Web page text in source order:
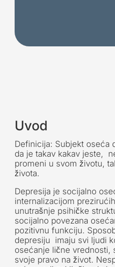
Uvod
Definicija: Subjekt oseća
da je takav kakav jeste,
promeni u svom životu,
života.
Depresija je socijalno
internalizacijom
unutrašnje psihičke
socijalno povezana
pozitivnu funkciju.
depresiju imaju svi ljudi
osećanje lične vrednosti,
svoje pravo na život.